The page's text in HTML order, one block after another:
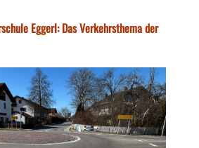
Eggerl: Das Verkehrsthema der